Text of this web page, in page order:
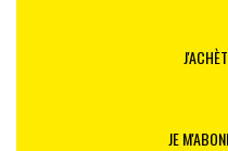
JE